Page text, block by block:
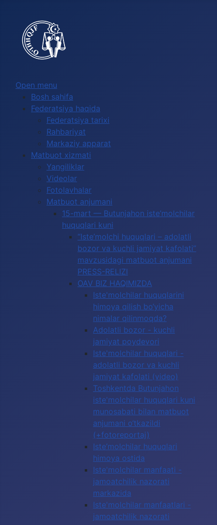
Open menu
Bosh sahifa
Federatsiya haqida
Federatsiya tarixi
Rahbariyat
Markaziy apparat
Matbuot xizmati
Yangiliklar
Videolar
Fotolavhalar
Matbuot anjumani
15-mart — Butunjahon iste’molchilar
huquqlari kuni
“Iste’molchi huquqlari – adolatli
bozor va kuchli jamiyat kafolati”
mavzusidagi matbuot anjumani
PRESS-RELIZI
OAV BIZ HAQIMIZDA
Iste'molchilar huquqlarini
himoya qilish bo‘yicha
nimalar qilinmoqda?
Adolatli bozor - kuchli
jamiyat poydevori
Iste'molchilar huquqlari -
adolatli bozor va kuchli
jamiyat kafolati (video)
Toshkentda Butunjahon
iste'molchilar huquqlari kuni
munosabati bilan matbuot
anjumani o‘tkazildi
(+fotoreportaj)
Iste’molchilar huquqlari
himoya ostida
Iste'molchilar manfaati -
jamoatchilik nazorati
markazida
Iste'molchilar manfaatlari -
jamoatchilik nazorati